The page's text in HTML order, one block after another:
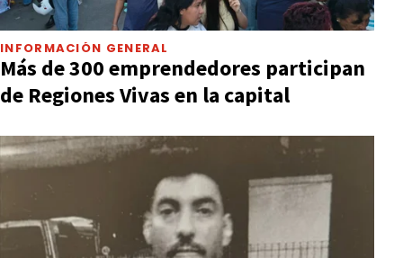
INFORMACIÓN GENERAL
Más de 300 emprendedores participan
de Regiones Vivas en la capital